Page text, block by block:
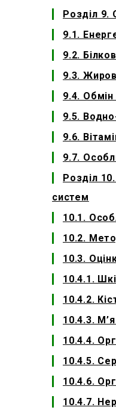
Розділ 9.
9.1.
9.2.
9.3.
9.4. Обмін
9.5.
9.6.
9.7.
Розділ
систем
10.1.
10.2.
10.3.
10.4.1.
10.4.2.
10.4.3.
10.4.4.
10.4.5.
10.4.6.
10.4.7.